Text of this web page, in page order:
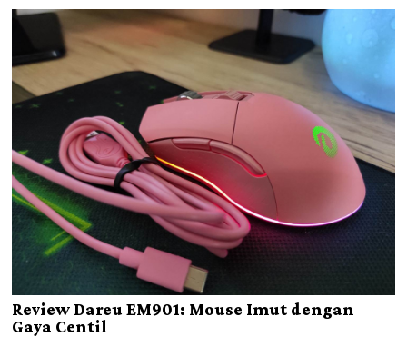
Review Dareu EM901: Mouse Imut dengan
Gaya Centil